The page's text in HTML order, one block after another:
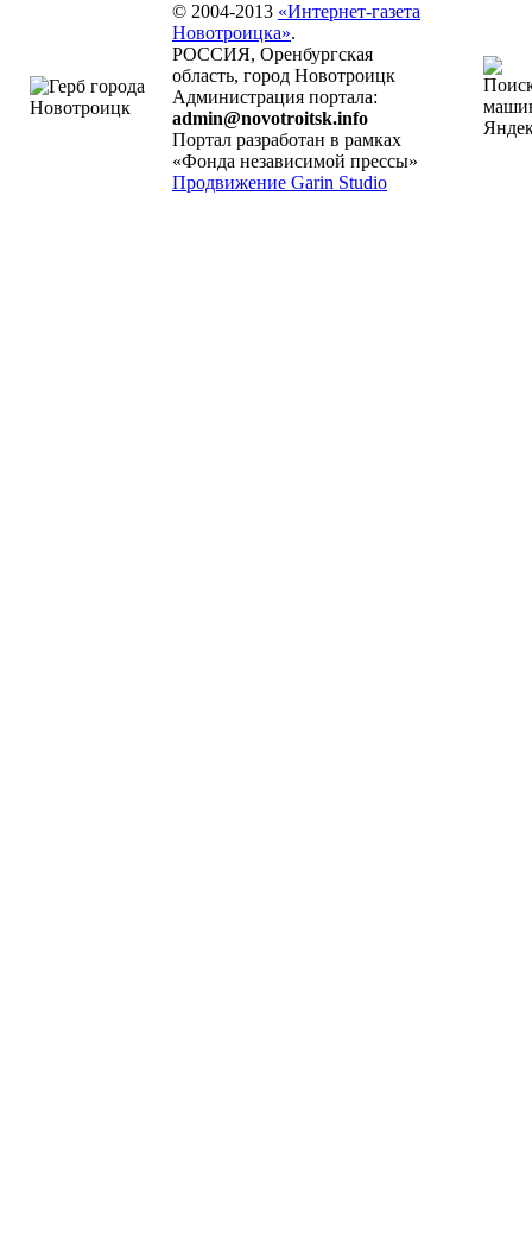
© 2004-2013 «Интернет-газета
Новотроицка».
РОССИЯ, Оренбургская
область, город Новотроицк
Администрация портала:
admin@novotroitsk.info
Портал разработан в рамках
«Фонда независимой прессы»
Продвижение Garin Studio